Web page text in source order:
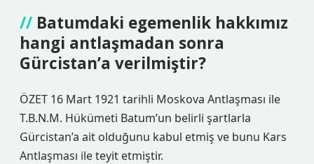
Batumdaki egemenlik hakkımız
hangi antlaşmadan sonra
Gürcistan’a verilmiştir?
ÖZET 16 Mart 1921 tarihli Moskova Antlaşması ile
T.B.N.M. Hükümeti Batum’un belirli şartlarla
Gürcistan’a ait olduğunu kabul etmiş ve bunu Kars
Antlaşması ile teyit etmiştir.